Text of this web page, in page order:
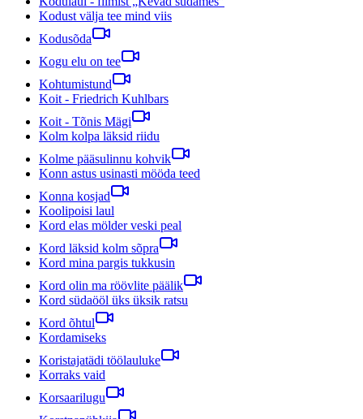
Kodust välja tee mind viis
Kodusõda
Kogu elu on tee
Kohtumistund
Koit - Friedrich Kuhlbars
Koit - Tõnis Mägi
Kolm kolpa läksid riidu
Kolme pääsulinnu kohvik
Konn astus usinasti mööda teed
Konna kosjad
Koolipoisi laul
Kord elas mölder veski peal
Kord läksid kolm sõpra
Kord mina pargis tukkusin
Kord olin ma röövlite päälik
Kord südaööl üks üksik ratsu
Kord õhtul
Kordamiseks
Koristajatädi töölauluke
Korraks vaid
Korsaarilugu